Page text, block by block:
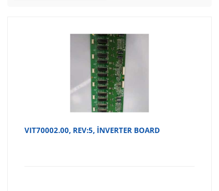
VIT70002.00, REV:5, İNVERTER BOARD